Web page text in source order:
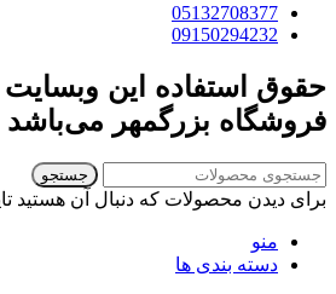
05132708377
09150294232
حقوق استفاده این
فروشگاه بزرگمهر می‌باشد
جستجو
برای دیدن محصولات که دنبال آن هستید
منو
دسته بندی ها